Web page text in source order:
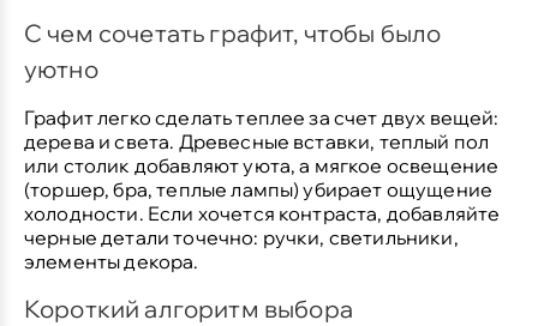
С чем сочетать графит, чтобы было
уютно
Графит легко сделать теплее за счет двух вещей:
дерева и света. Древесные вставки, теплый пол
или столик добавляют уюта, а мягкое освещение
(торшер, бра, теплые лампы) убирает ощущение
холодности. Если хочется контраста, добавляйте
черные детали точечно: ручки, светильники,
элементы декора.
Короткий алгоритм выбора